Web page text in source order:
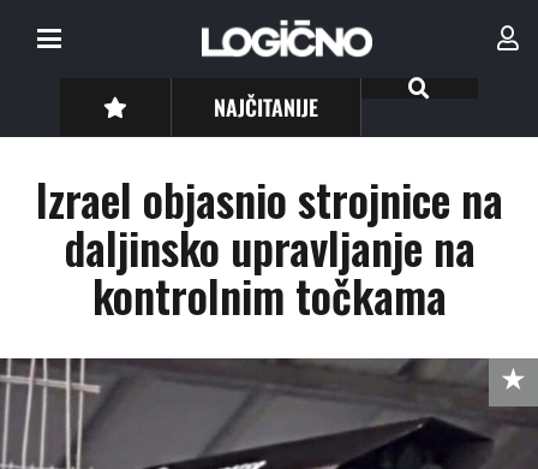
NAJČITANIJE
Izrael objasnio strojnice na
daljinsko upravljanje na
kontrolnim točkama